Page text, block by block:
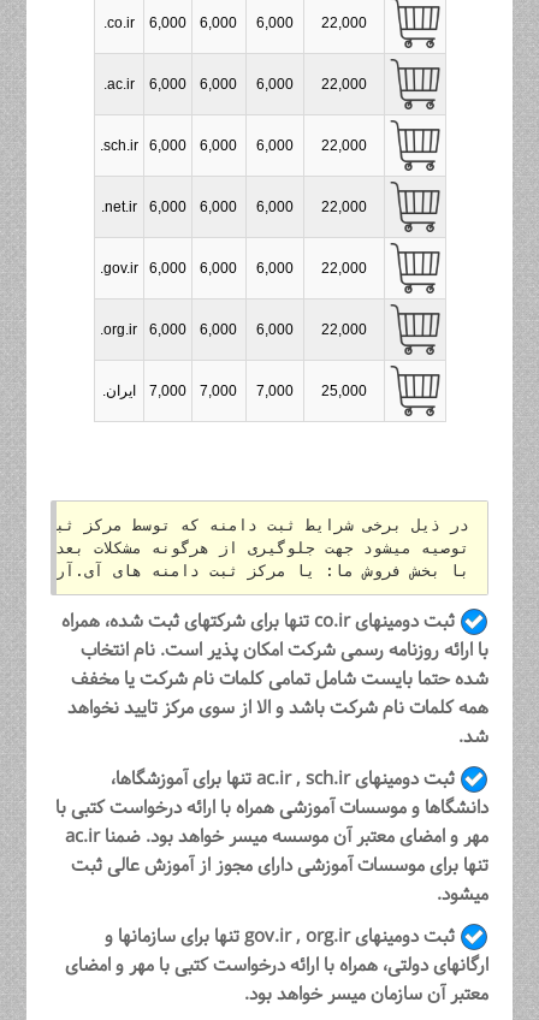
.co.ir 6,000 6,000 6,000 22,000
.ac.ir 6,000 6,000 6,000 22,000
.sch.ir 6,000 6,000 6,000 22,000
.net.ir 6,000 6,000 6,000 22,000
.gov.ir 6,000 6,000 6,000 22,000
.org.ir 6,000 6,000 6,000 22,000
.ایران 7,000 7,000 7,000 25,000
در ذیل برخی شرایط ثبت دامنه که توسط مرکز ثبت
توصیه میشود جهت جلوگیری از هرگونه مشکلات بعدی
با بخش فروش ما: یا مرکز ثبت دامنه های آی.آر مطرح
ثبت دومینهای co.ir تنها برای شرکتهای ثبت شده، همراه
با ارائه روزنامه رسمی شرکت امکان پذیر است. نام انتخاب
شده حتما بایست شامل تمامی کلمات نام شرکت یا مخفف
همه کلمات نام شرکت باشد و الا از سوی مرکز تایید نخواهد
شد.
ثبت دومینهای ac.ir , sch.ir تنها برای آموزشگاها،
دانشگاها و موسسات آموزشی همراه با ارائه درخواست کتبی با
مهر و امضای معتبر آن موسسه میسر خواهد بود. ضمنا ac.ir
تنها برای موسسات آموزشی دارای مجوز ازآموزش عالیثبت
میشود.
ثبت دومینهای gov.ir , org.ir تنها برای سازمانها و
ارگانهای دولتی، همراه با ارائه درخواست کتبی با مهر و امضای
معتبر آن سازمان میسر خواهد بود.